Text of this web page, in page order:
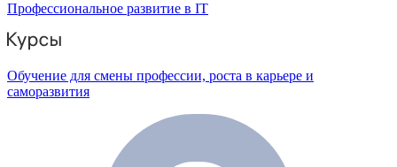
Профессиональное развитие в IT
Обучение для смены профессии, роста в карьере и
саморазвития